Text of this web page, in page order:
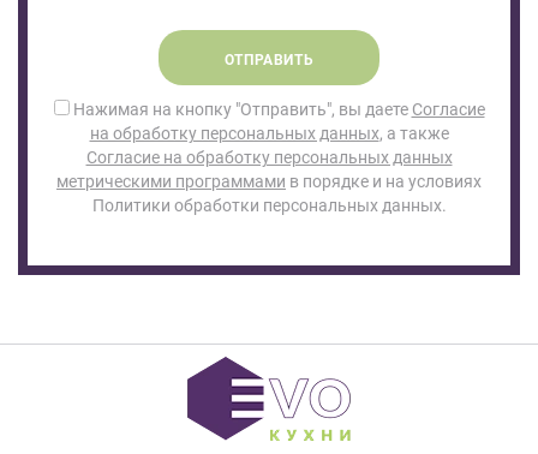
ОТПРАВИТЬ
Нажимая на кнопку "Отправить", вы даете Согласие
на обработку персональных данных, а также
Согласие на обработку персональных данных
метрическими программами в порядке и на условиях
Политики обработки персональных данных.